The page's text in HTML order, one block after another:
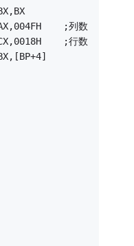
;列数
;行数